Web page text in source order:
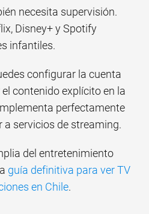
necesita supervisión.
Disney+ y Spotify
infantiles.
configurar la cuenta
contenido explícito en la
perfectamente
servicios de streaming.
del entretenimiento
guía definitiva para ver TV
en Chile.